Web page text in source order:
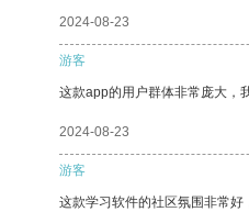
2024-08-23
游客
这款app的用户群体非常庞大，
2024-08-23
游客
这款学习软件的社区氛围非常好